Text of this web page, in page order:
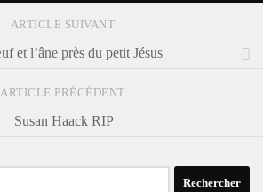
ARTICLE SUIVANT
et l’âne près du petit Jésus
ARTICLE PRÉCÉDENT
Susan Haack RIP